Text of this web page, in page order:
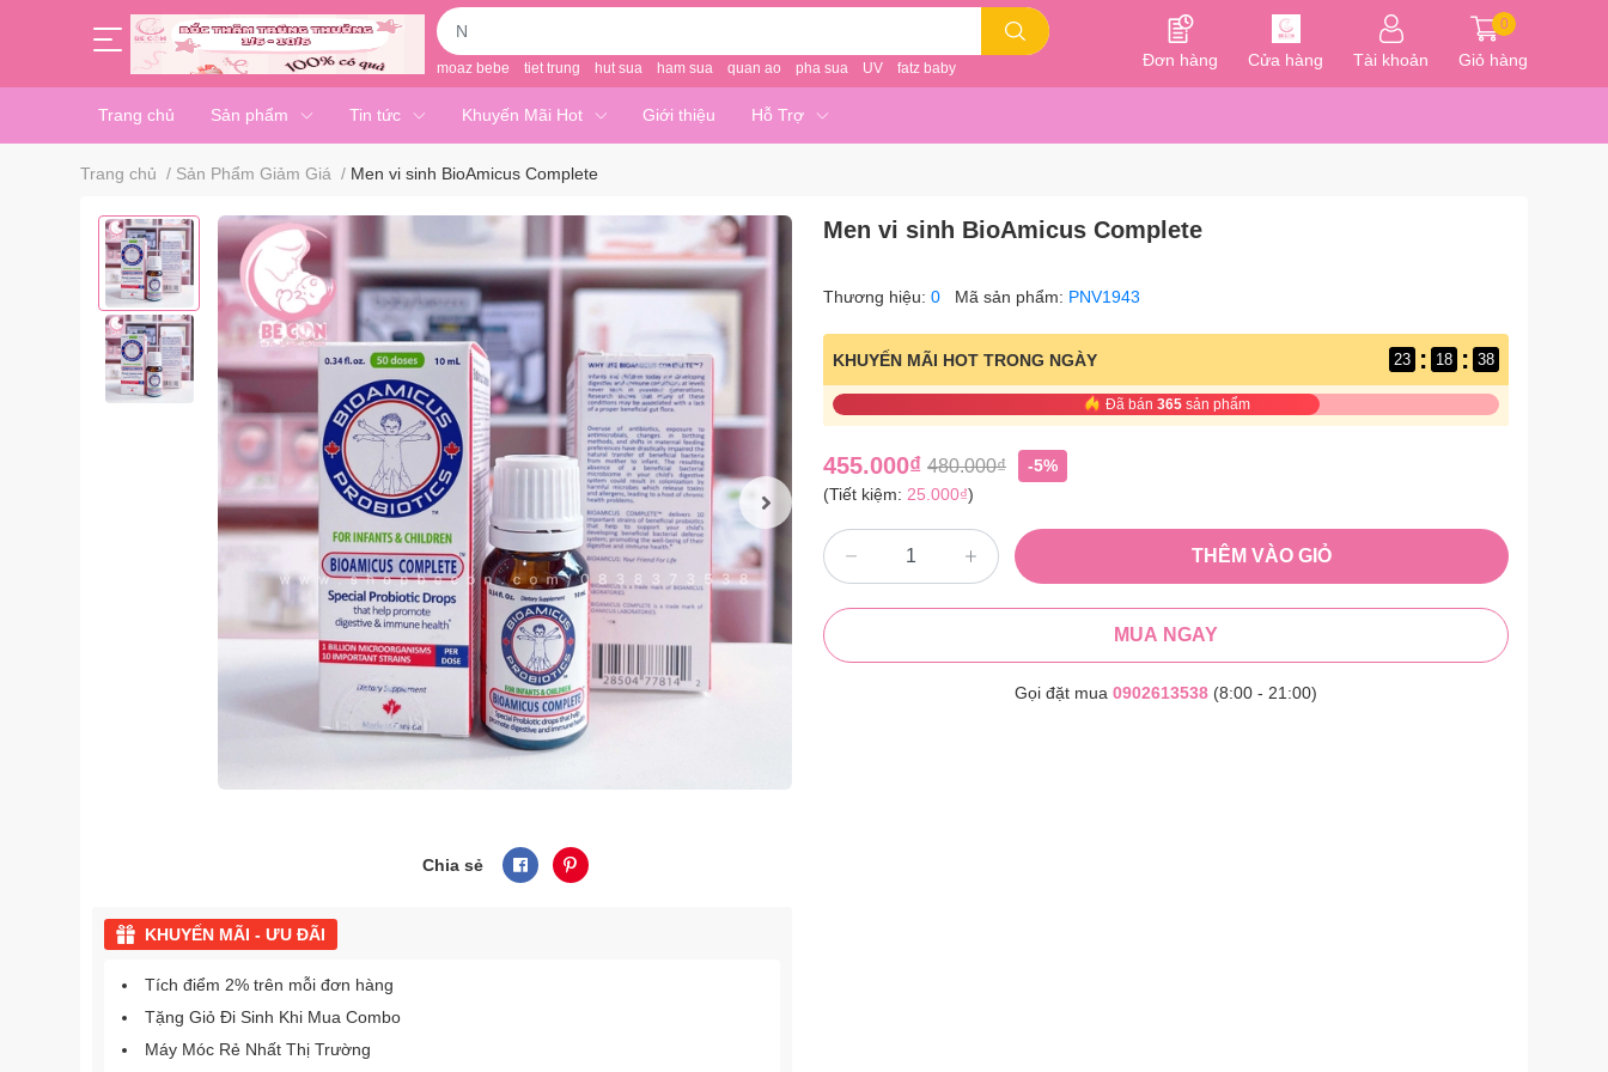
moaz bebe tiet trung hut sua ham sua quan ao pha sua UV fatz baby Đơn hàng Cửa hàng Tài khoản
0
Giỏ hàng
Trang chủ Sản phẩm Tin tức Khuyến Mãi Hot Giới thiệu Hỗ Trợ
Trang chủ / Sản Phẩm Giảm Giá / Men vi sinh BioAmicus Complete
Chia sẻ
KHUYẾN MÃI - ƯU ĐÃI
Tích điểm 2% trên mỗi đơn hàng
Tặng Giỏ Đi Sinh Khi Mua Combo
Máy Móc Rẻ Nhất Thị Trường
Men vi sinh BioAmicus Complete
Thương hiệu: 0 Mã sản phẩm: PNV1943
KHUYẾN MÃI HOT TRONG NGÀY 23 : 18 : 37
Đã bán 365sản phẩm
455.000₫ 480.000₫
-5%
(Tiết kiệm: 25.000₫)
THÊM VÀO GIỎ
MUA NGAY
Gọi đặt mua 0902613538 (8:00 - 21:00)